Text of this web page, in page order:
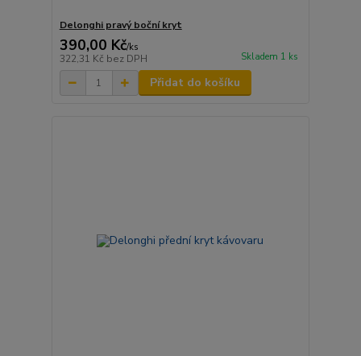
Delonghi pravý boční kryt
390,00 Kč/ks
322,31 Kč bez DPH Skladem 1 ks
Přidat do košíku